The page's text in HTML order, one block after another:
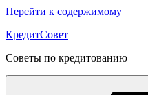
Перейти к содержимому
КредитСовет
Советы по кредитованию